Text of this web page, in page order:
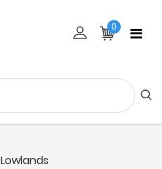
0
Lowlands